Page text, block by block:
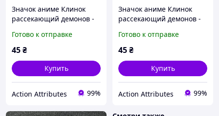
Значок аниме Клинок
рассекающий демонов -
мм (ZNBDD 0002)
Готово к отправке
45₴
Купить
Action Attributes 99%
Значок аниме Клинок
рассекающий демонов -
мм (ZNBDD 0003)
Готово к отправке
45₴
Купить
Action Attributes 99%